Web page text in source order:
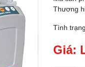
Thương
Tình
Giá: